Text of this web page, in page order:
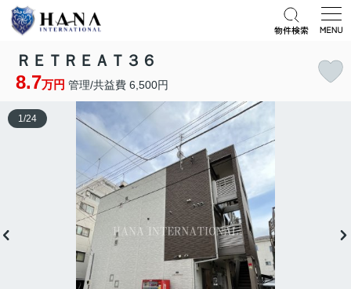
ＲＥＴＲＥＡＴ３６
8.7万円 管理/共益費 6,500円
1/24